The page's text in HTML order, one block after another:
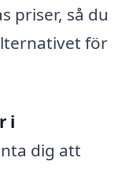
priser, så du
för
i
dig att